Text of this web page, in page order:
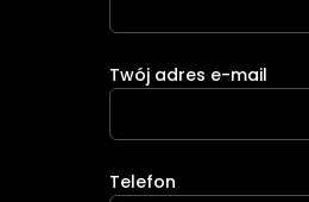
Twój adres e-mail
Telefon